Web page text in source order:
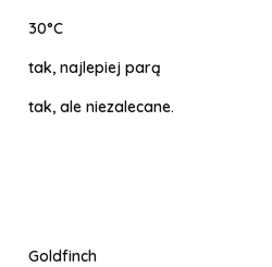
30°C
tak, najlepiej parą
tak, ale niezalecane.
Goldfinch